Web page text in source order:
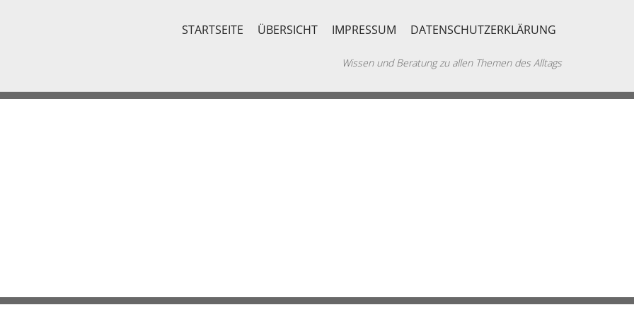
STARTSEITE ÜBERSICHT IMPRESSUM DATENSCHUTZERKLÄRUNG
Wissen und Beratung zu allen Themen des Alltags